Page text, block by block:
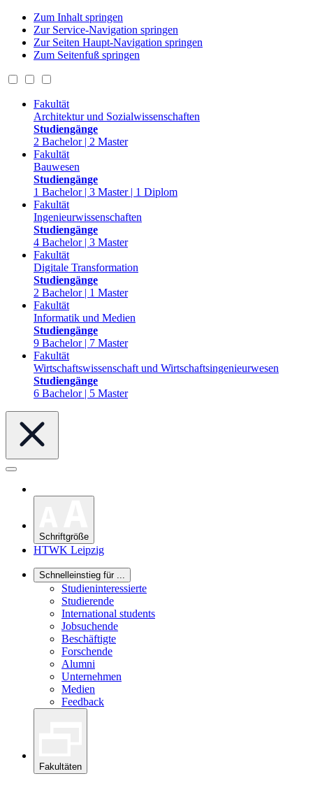
Zum Inhalt springen
Zur Service-Navigation springen
Zur Seiten Haupt-Navigation springen
Zum Seitenfuß springen
Fakultät
Architektur und Sozialwissenschaften
Studiengänge
2 Bachelor | 2 Master
Fakultät
Bauwesen
Studiengänge
1 Bachelor | 3 Master | 1 Diplom
Fakultät
Ingenieurwissenschaften
Studiengänge
4 Bachelor | 3 Master
Fakultät
Digitale Transformation
Studiengänge
2 Bachelor | 1 Master
Fakultät
Informatik und Medien
Studiengänge
9 Bachelor | 7 Master
Fakultät
Wirtschaftswissenschaft und Wirtschaftsingenieurwesen
Studiengänge
6 Bachelor | 5 Master
Schriftgröße
HTWK Leipzig
Schnelleinstieg für ...
Studieninteressierte
Studierende
International students
Jobsuchende
Beschäftigte
Forschende
Alumni
Unternehmen
Medien
Feedback
Fakultäten